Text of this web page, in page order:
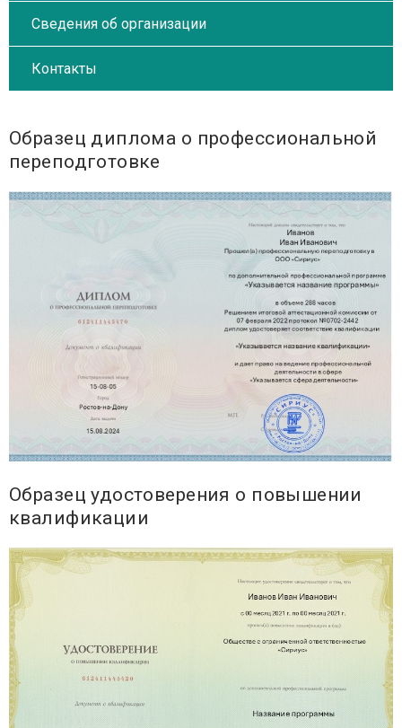
Сведения об организации
Контакты
Образец диплома о профессиональной
переподготовке
Образец удостоверения о повышении
квалификации